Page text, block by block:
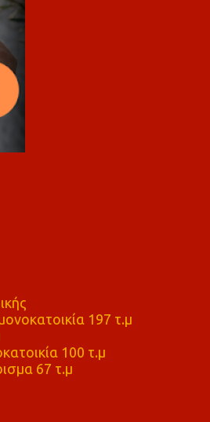
197 τ.μ
100 τ.μ
67 τ.μ